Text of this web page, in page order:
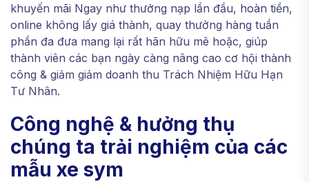
khuyến mãi Ngay như thưởng nạp lần đầu, hoàn tiền,
online không lấy giá thành, quay thưởng hàng tuần
phần đa đưa mang lại rất hãn hữu mê hoặc, giúp
thành viên các bạn ngày càng nâng cao cơ hội thành
công & giảm giảm doanh thu Trách Nhiệm Hữu Hạn
Tư Nhân.
Công nghệ & hưởng thụ
chúng ta trải nghiệm của các
mẫu xe sym